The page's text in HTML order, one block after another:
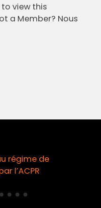
view this
a Member? Nous
régime de
l’ACPR